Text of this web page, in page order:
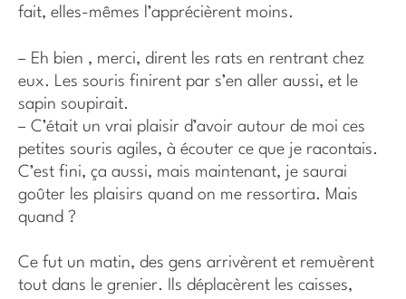
fait, elles-mêmes l’apprécièrent moins.
– Eh bien , merci, dirent les rats en rentrant chez
eux. Les souris finirent par s’en aller aussi, et le
sapin soupirait.
– C’était un vrai plaisir d’avoir autour de moi ces
petites souris agiles, à écouter ce que je racontais.
C’est fini, ça aussi, mais maintenant, je saurai
goûter les plaisirs quand on me ressortira. Mais
quand ?
Ce fut un matin, des gens arrivèrent et remuèrent
tout dans le grenier. Ils déplacèrent les caisses,